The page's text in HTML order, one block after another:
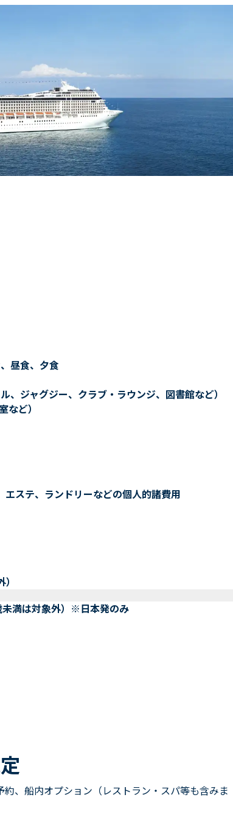
昼食、夕食
ジャグジー、クラブ・ラウンジ、図書館など）
ど）
ステ、ランドリーなどの個人的諸費用
満は対象外）※日本発のみ
、船内オプション（レストラン・スパ等も含みま